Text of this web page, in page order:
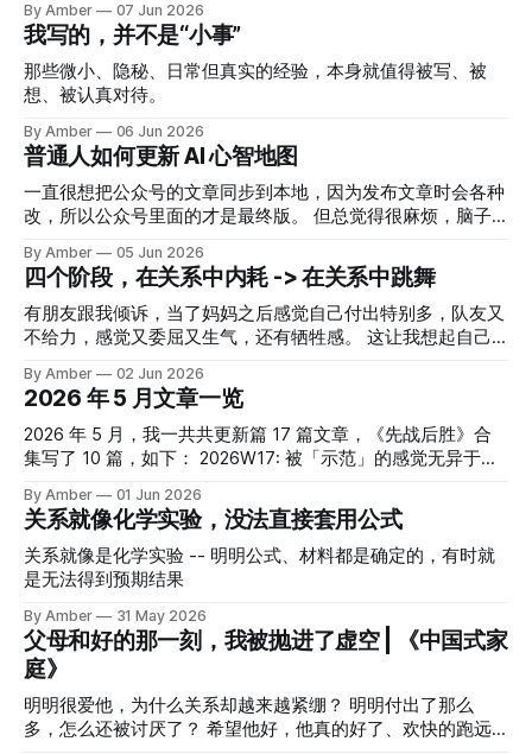
遵守。 后来才痛苦的承认一个事实，职场是利益为底色的，
而不是规则。 不同的人会踩不同的坑呢！ 3. 令人感到自己太
愚蠢的冲突，在和朋友的讨论中变成了一个指引我方向的机
会。 想要主动并没有错，但首先要意识到，上班本质上是给
把小事、杂事做好，也非常厉害。 正巧和菜头发了一篇《幻
火轮观工作》，我太喜欢这篇文章了： 工作就像玩火艺人手
中的火轮。火轮看起来是一个燃烧的圆形，其实只存在于艺人
手中控制着的那一瞬间。 火轮只是看起来如此，并不真实存
有时间停下来思考。 为什么 AI 提高了效率，工作状态却没有
改变呢？ 有人会说，那可能是因为大家的工作效率都提升
了，所以快也没用。 但我观察到，有些人 AI 用的非常熟练，
工作效率比别人高很多，但依旧累个半死。甚至因为效率高，
在“执行效率”。其实很多时候，我们没有意识到，在执行之
外，还有很多事要处理。 会不会派活，是 AI 时代非常重要的
能力。 我们不是 AI 的文件传输助手，不是把活直接透传给
AI，然后等它生成结果就可以。我们更应该像 AI 的中间商。
活？
By Amber 07 Jun 2026
我写的，并不是“小事”
那些微小、隐秘、日常但真实的经验，本身就值得被写、被
想、被认真对待。
By Amber 06 Jun 2026
普通人如何更新 AI 心智地图
一直很想把公众号的文章同步到本地，因为发布文章时会各种
改，所以公众号里面的才是最终版。 但总觉得很麻烦，脑子
题，于是就去找他来问。 Neo 先是给了我一个别人推荐的软
件，但是他说那个软件下载容易失败，他让 Claude Code 直
接实现了这个功能，配合 Chrome DevTools MCP 使用，就可
以直接抓取公众号的内容和数据，能对数据进行汇总和分析。
看，感觉分析了也没啥用🤣" 结果 Neo 告诉我： "其实分析不
会花我们太多时间，都是 AI 搞的，分析一下也无妨。很多时
候，不是 AI 做不到，而是自己觉得没用，或者做不到，才不
让 AI 去做。 但这个想法是完全错误的。有任何念头，都可以
By Amber 05 Jun 2026
四个阶段，在关系中内耗 -> 在关系中跳舞
有朋友跟我倾诉，当了妈妈之后感觉自己付出特别多，队友又
不给力，感觉又委屈又生气，还有牺牲感。 这让我想起自己
去喝咖啡、看稻田画。但就这么出去一下午，我对还觉得对娃
又担心，又愧疚，还在学习《非暴力沟通》，觉得要加强和队
友的沟通。（回看笔记甚至觉得有点难以置信🤣） 昨天和朋
友分享了自己自己的心路历程和最近的心得，顺便也和小伙伴
放弃对别人的期待，不要期待父母应该帮你，伴侣应该帮你，
孩子应该听你的话。自己满足自己的需求，假如满足不了，也
可以暂时搁置这个需求。 这一步不是很容易，但这是必经之
路。在这个阶段我们会发现原来自己能做的事还挺多的，自己
进入第二个阶段。 第二个阶段是，尽管我不对你抱有期待，
但我愿意去满足你的一些期待，为你创造增量。在这个阶段其
实对方会更愿意跟我们相处，有时候也会主动满足我们的一些
需求。 但这还属于独立阶段，并没有形成互相的合作和依
赖。 第三个阶段是敢于先付出，但也需要观察对方的反馈，
不
By Amber 02 Jun 2026
2026 年 5 月文章一览
2026 年 5 月，我一共共更新篇 17 篇文章，《先战后胜》合
集写了 10 篇，如下： 2026W17: 被「示范」的感觉无异于
月复盘：硬着头皮相信自己和娃 EP32放弃追求事业家庭平
衡，构建无内耗系统 2026W19：主动参与，获取当下的反馈
和快乐 不就是请阿姨打扫嘛！居然折腾一年才达到喜欢的状
态 2026W20: 任务≠以考促学，松弛感 get！ 不确定性是恐
找到自己的舒适区，构建能量补充站 会给自己充电，是一种
温柔和善意 2026W21: 欢迎新成员 没有调查，就没有发言权
By Amber 01 Jun 2026
关系就像化学实验，没法直接套用公式
关系就像是化学实验 -- 明明公式、材料都是确定的，有时就
是无法得到预期结果
By Amber 31 May 2026
父母和好的那一刻，我被抛进了虚空 | 《中国式家
庭》
明明很爱他，为什么关系却越来越紧绷？ 明明付出了那么
多，怎么还被讨厌了？ 希望他好，他真的好了、欢快的跑远